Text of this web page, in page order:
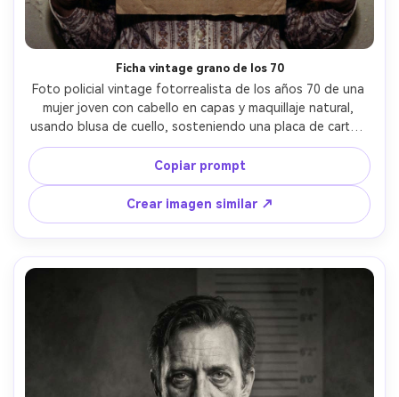
Ficha vintage grano de los 70
Foto policial vintage fotorrealista de los años 70 de una
mujer joven con cabello en capas y maquillaje natural,
usando blusa de cuello, sosteniendo una placa de cartón
envejecido con números estampados, pared off-white
con líneas de medida descoloridas, luz tungsteno arriba
más flash débil, mucho grano de película, colores
apagados, viñeta sutil, tomada con 50mm, encuadre
pecho-arriba, realismo documental --ar 4:5
Copiar prompt
Crear imagen similar ↗